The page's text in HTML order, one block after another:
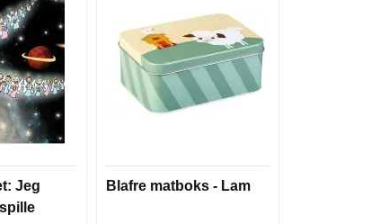
Jeg
Blafre matboks - Lam